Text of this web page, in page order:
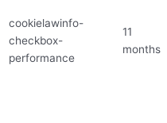
cookielawinfo-
checkbox-
performance
11
months